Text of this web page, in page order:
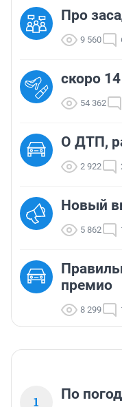
Про
9 560
скоро
54 362
О ДТП,
2 922
Новый
5 862
премио
8 299
1
По